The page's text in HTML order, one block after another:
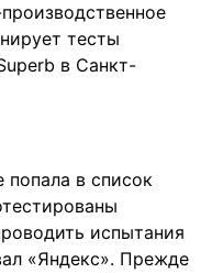
тесты
в Санкт-
в список
испытания
«Яндекс». Прежде